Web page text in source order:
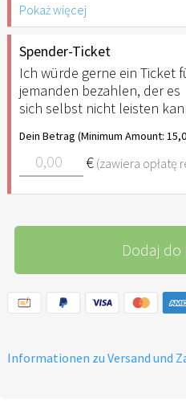
Behinderungen
(Begleitperson mit B Verweis
inkl.)
Pokaż więcej
Spender-Ticket
Ich würde gerne ein Ticket
jemanden bezahlen, der es
sich selbst nicht leisten
Dein Betrag (Minimum Amount:
€ (zawiera opłatę
Dodaj do
Informationen zu Versand und